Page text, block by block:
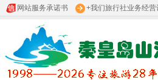
网站服务承诺书 +我们旅行社业务经营